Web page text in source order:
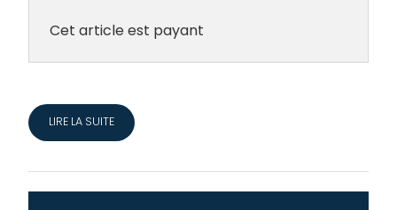
Cet article est payant
LIRE LA SUITE